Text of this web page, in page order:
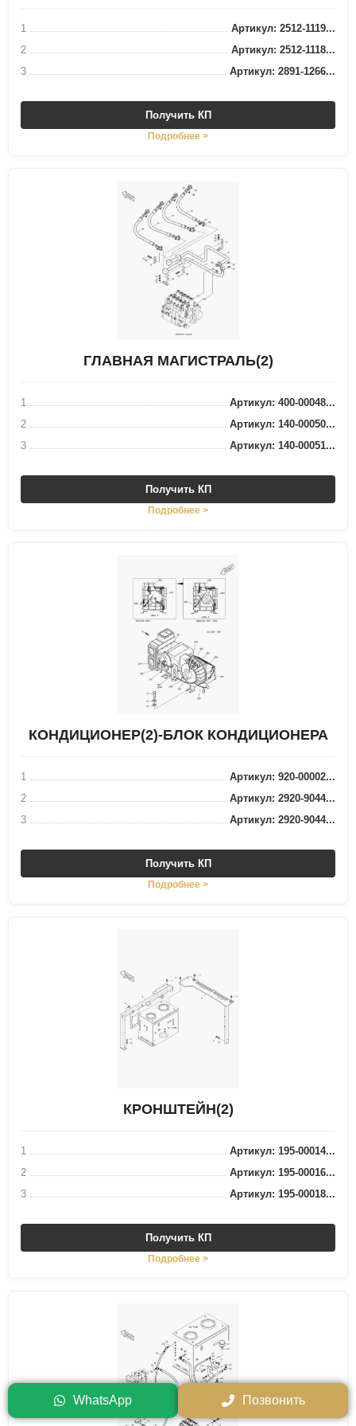
WhatsApp Позвонить
1
Артикул: 2512-1119...
2
Артикул: 2512-1118...
3
Артикул: 2891-1266...
Получить КП
Подробнее >
ГЛАВНАЯ МАГИСТРАЛЬ(2)
1
Артикул: 400-00048...
2
Артикул: 140-00050...
3
Артикул: 140-00051...
Получить КП
Подробнее >
КОНДИЦИОНЕР(2)-БЛОК КОНДИЦИОНЕРА
1
Артикул: 920-00002...
2
Артикул: 2920-9044...
3
Артикул: 2920-9044...
Получить КП
Подробнее >
КРОНШТЕЙН(2)
1
Артикул: 195-00014...
2
Артикул: 195-00016...
3
Артикул: 195-00018...
Получить КП
Подробнее >